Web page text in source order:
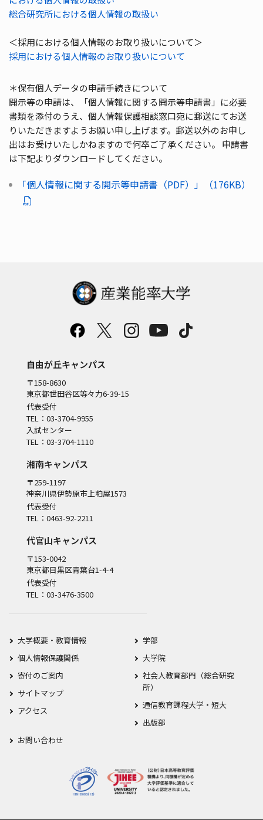
総合研究所における個人情報の取扱い
＜採用における個人情報のお取り扱いについて＞
採用における個人情報のお取り扱いについて
＊保有個人データの申請手続きについて
開示等の申請は、「個人情報に関する開示等申請書」に必要
書類を添付のうえ、個人情報保護相談窓口宛に郵送にてお送
りいただきますようお願い申し上げます。郵送以外のお申し
出はお受けいたしかねますので何卒ご了承ください。 申請書
は下記よりダウンロードしてください。
「個人情報に関する開示等申請書（PDF）」（176KB）
自由が丘キャンパス
〒158-8630
東京都世田谷区等々力6-39-15
代表受付
TEL：03-3704-9955
入試センター
TEL：03-3704-1110
湘南キャンパス
〒259-1197
神奈川県伊勢原市上粕屋1573
代表受付
TEL：0463-92-2211
代官山キャンパス
〒153-0042
東京都目黒区青葉台1-4-4
代表受付
TEL：03-3476-3500
大学概要・教育情報
個人情報保護関係
寄付のご案内
サイトマップ
アクセス
学部
大学院
社会人教育部門（総合研究
所）
通信教育課程大学・短大
出版部
お問い合わせ